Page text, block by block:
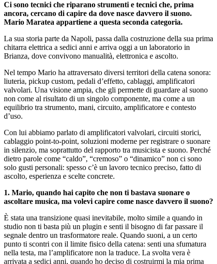
Ci sono tecnici che riparano strumenti e tecnici che, prima
ancora, cercano di capire da dove nasce davvero il suono.
Mario Maratea appartiene a questa seconda categoria.
La sua storia parte da Napoli, passa dalla costruzione della sua prima
chitarra elettrica a sedici anni e arriva oggi a un laboratorio in
Brianza, dove convivono manualità, elettronica e ascolto.
Nel tempo Mario ha attraversato diversi territori della catena sonora:
liuteria, pickup custom, pedali d’effetto, cablaggi, amplificatori
valvolari. Una visione ampia, che gli permette di guardare al suono
non come al risultato di un singolo componente, ma come a un
equilibrio tra strumento, mani, circuito, amplificatore e contesto
d’uso.
Con lui abbiamo parlato di amplificatori valvolari, circuiti storici,
cablaggio point-to-point, soluzioni moderne per registrare o suonare
in silenzio, ma soprattutto del rapporto tra musicista e suono. Perché
dietro parole come “caldo”, “cremoso” o “dinamico” non ci sono
solo gusti personali: spesso c’è un lavoro tecnico preciso, fatto di
ascolto, esperienza e scelte concrete.
1. Mario, quando hai capito che non ti bastava suonare o
ascoltare musica, ma volevi capire come nasce davvero il suono?
È stata una transizione quasi inevitabile, molto simile a quando in
studio non ti basta più un plugin e senti il bisogno di far passare il
segnale dentro un trasformatore reale. Quando suoni, a un certo
punto ti scontri con il limite fisico della catena: senti una sfumatura
nella testa, ma l’amplificatore non la traduce. La svolta vera è
arrivata a sedici anni, quando ho deciso di costruirmi la mia prima